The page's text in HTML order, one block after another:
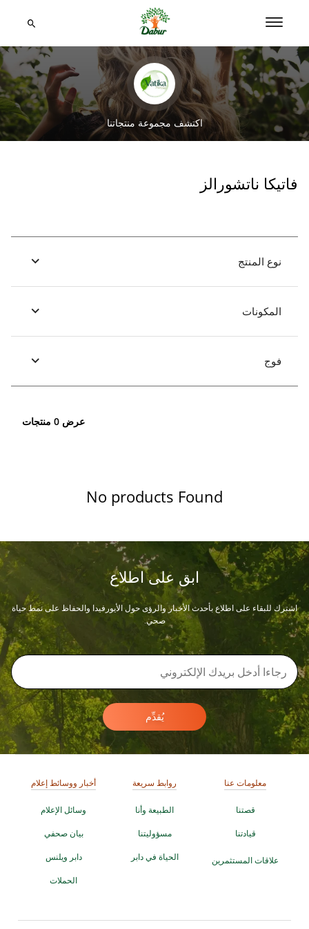
اكتشف مجموعة منتجاتنا
فاتيكا ناتشورالز
نوع المنتج
المكونات
فوج
عرض 0 منتجات
No products Found
ابق على اطلاع
اشترك للبقاء على اطلاع بأحدث الأخبار والرؤى حول الأيورفيدا والحفاظ على نمط حياة
صحي.
يُقدِّم
معلومات عنا
قصتنا
قيادتنا
علاقات المستثمرين
روابط سريعة
الطبيعة وأنا
مسؤوليتنا
الحياة في دابر
أخبار ووسائط إعلام
وسائل الإعلام
بيان صحفي
دابر ويلنس
الحملات